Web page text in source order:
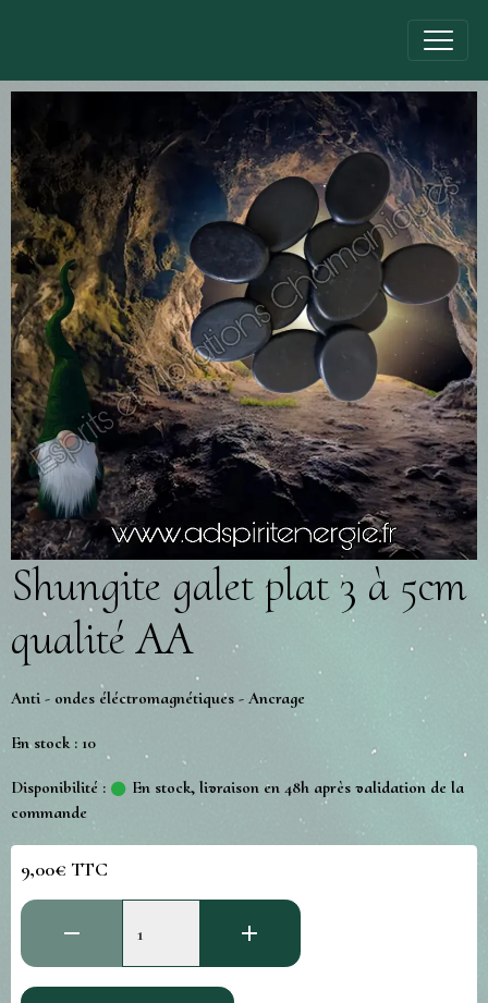
Shungite galet plat 3 à 5cm
qualité AA
Anti - ondes éléctromagnétiques - Ancrage
En stock : 10
Disponibilité :
En stock, livraison en 48h après validation de la
commande
9,00€ TTC